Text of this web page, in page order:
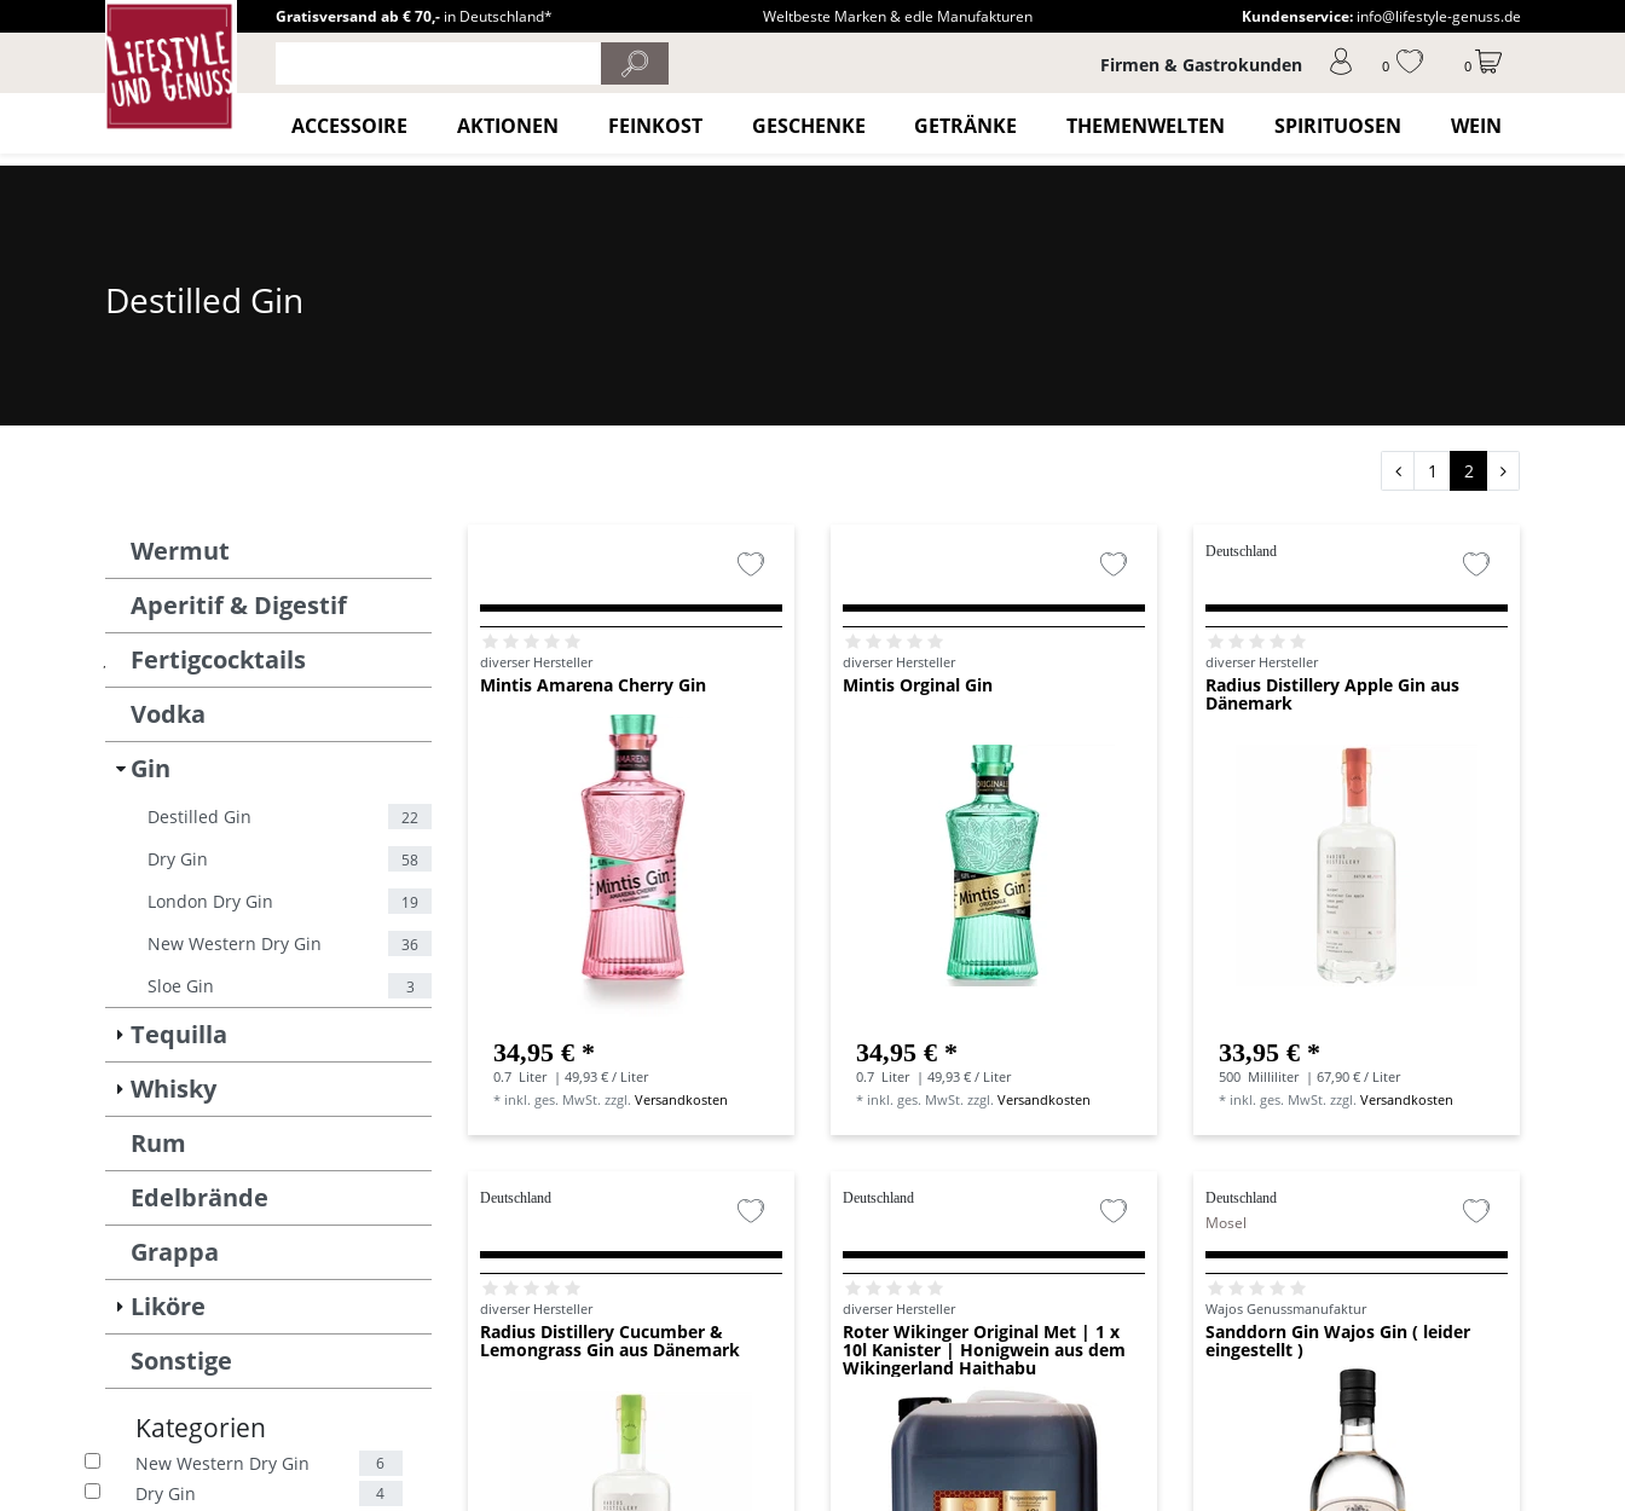
Gratisversand ab € 70,- in Deutschland* Weltbeste Marken & edle Manufakturen Kundenservice: info@lifestyle-genuss.de
Firmen & Gastrokunden 0 0
ACCESSOIRE AKTIONEN FEINKOST GESCHENKE GETRÄNKE THEMENWELTEN SPIRITUOSEN WEIN
Spirituosen Gin Destilled Gin
Destilled Gin
1 2
Wermut
Aperitif & Digestif
Fertigcocktails
Vodka
Gin
Destilled Gin 22
Dry Gin 58
London Dry Gin 19
New Western Dry Gin 36
Sloe Gin 3
Tequilla
Whisky
Rum
Edelbrände
Grappa
Liköre
Sonstige
Kategorien
New Western Dry Gin 6
Dry Gin 4
diverser Hersteller
Mintis Amarena Cherry Gin
34,95 € *
0.7 Liter | 49,93 € / Liter
* inkl. ges. MwSt. zzgl.Versandkosten
diverser Hersteller
Mintis Orginal Gin
34,95 € *
0.7 Liter | 49,93 € / Liter
* inkl. ges. MwSt. zzgl.Versandkosten
Deutschland
diverser Hersteller
Radius Distillery Apple Gin aus
Dänemark
33,95 € *
500 Milliliter | 67,90 € / Liter
* inkl. ges. MwSt. zzgl.Versandkosten
Deutschland
diverser Hersteller
Radius Distillery Cucumber &
Lemongrass Gin aus Dänemark
Deutschland
diverser Hersteller
Roter Wikinger Original Met | 1 x
10l Kanister | Honigwein aus dem
Wikingerland Haithabu
Deutschland
Mosel
Wajos Genussmanufaktur
Sanddorn Gin Wajos Gin ( leider
eingestellt )